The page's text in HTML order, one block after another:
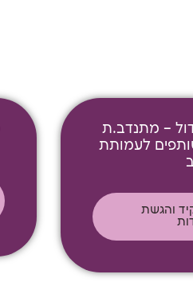
– מתנדב.ת
לעמותת
והגשת